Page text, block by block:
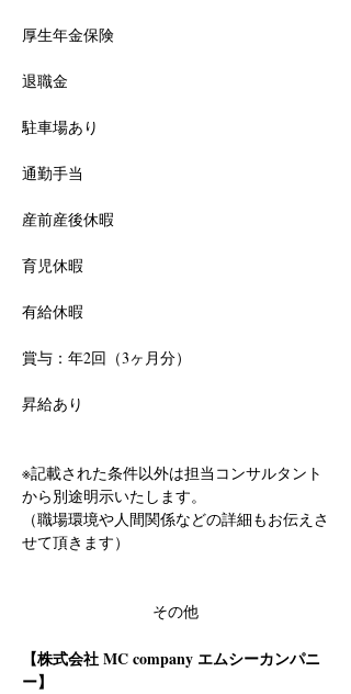
厚生年金保険
退職金
駐車場あり
通勤手当
産前産後休暇
育児休暇
有給休暇
賞与：年2回（3ヶ月分）
昇給あり
※記載された条件以外は担当コンサルタント
から別途明示いたします。
（職場環境や人間関係などの詳細もお伝えさ
せて頂きます）
その他
【株式会社 MC company エムシーカンパニ
ー】